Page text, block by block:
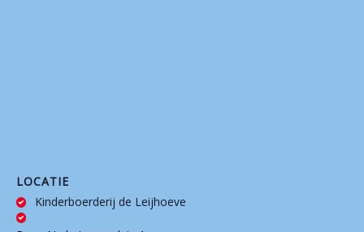
LOCATIE
Kinderboerderij de Leijhoeve